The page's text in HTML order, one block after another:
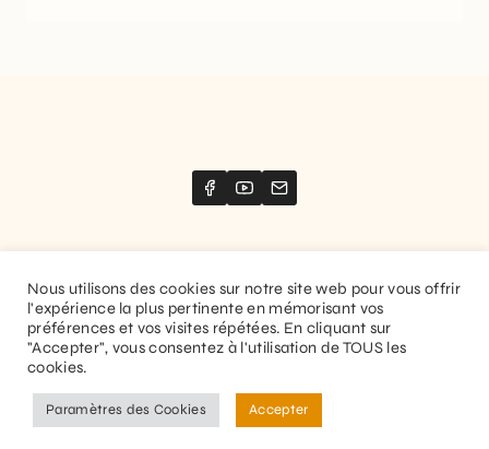
Website created byStimize
© 2026 Guitaranthem. All rights reserved.
Privacy Policy Terms and Conditions
Nous utilisons des cookies sur notre site web pour vous offrir
l'expérience la plus pertinente en mémorisant vos
préférences et vos visites répétées. En cliquant sur
"Accepter", vous consentez à l'utilisation de TOUS les
cookies.
Paramètres des Cookies Accepter